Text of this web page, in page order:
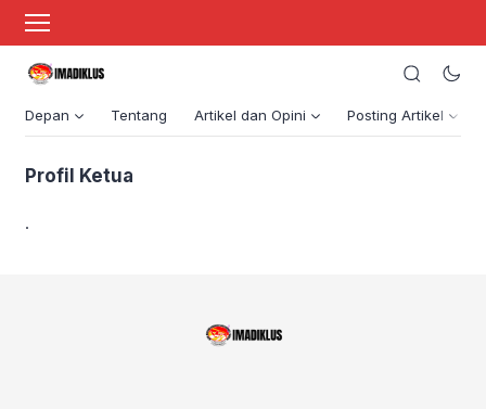
Depan Tentang Artikel dan Opini Posting Artikel
Profil Ketua
.